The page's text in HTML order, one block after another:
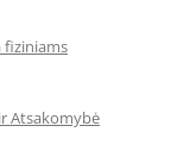
fiziniams
Atsakomybė